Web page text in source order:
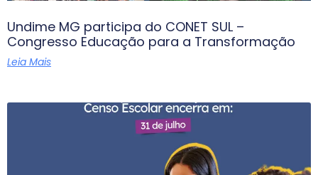
Undime MG participa do CONET SUL –
Congresso Educação para a Transformação
Leia Mais